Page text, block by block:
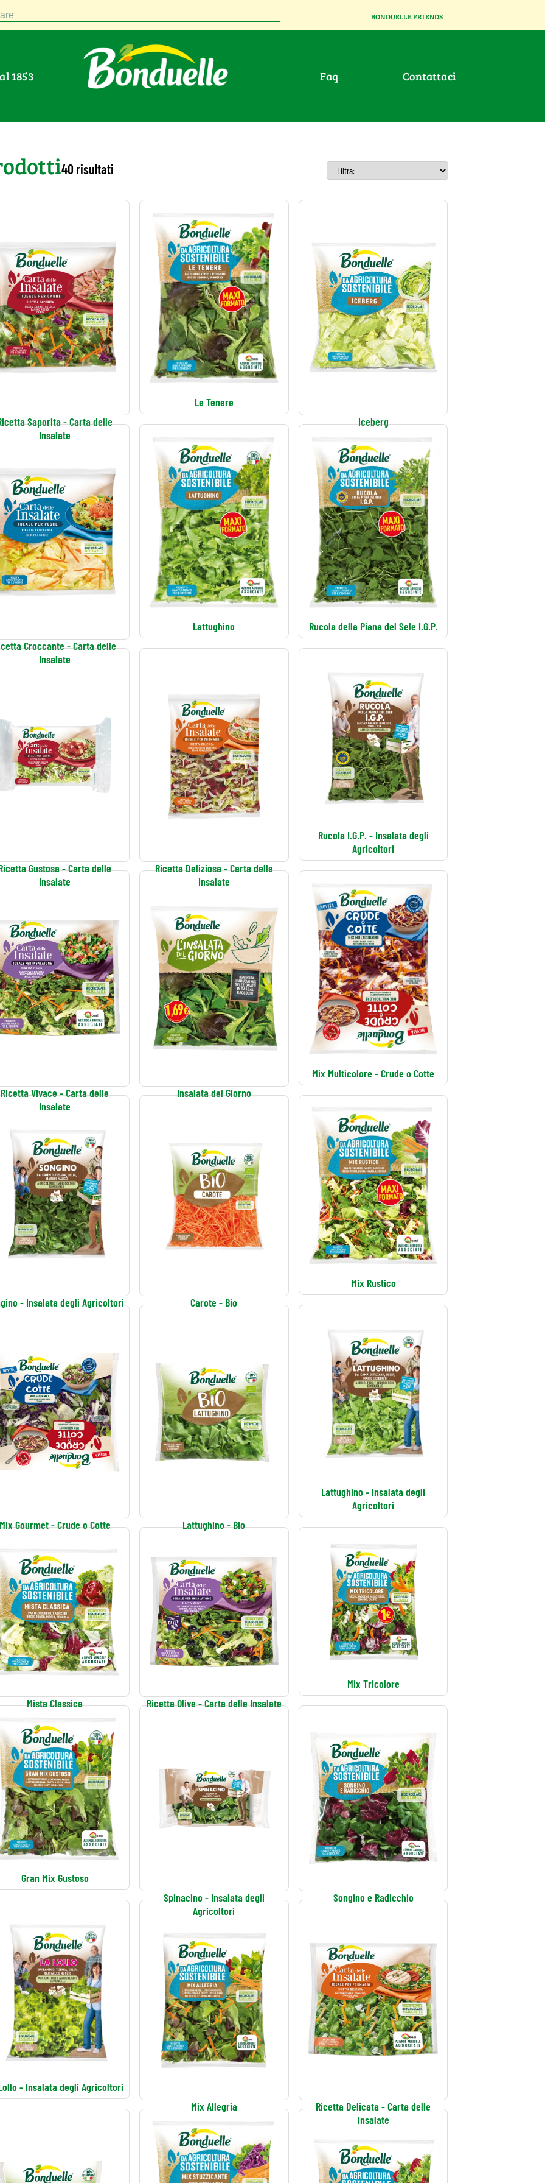
BONDUELLE FRIENDS
Dal 1853 faq contattaci
40 risultati
Saporita - Carta delle
Insalate
Le Tenere
Iceberg
Croccante - Carta delle
Insalate
Lattughino Rucola della Piana del Sele I.G.P.
Gustosa - Carta delle
Insalate
Ricetta Deliziosa - Carta delle
Insalate
Rucola I.G.P. - Insalata degli
Agricoltori
Ricetta Vivace - Carta delle
Insalate
Insalata del Giorno
Mix Multicolore - Crude o Cotte
- Insalata degli Agricoltori Carote - Bio
Mix Rustico
Gourmet - Crude o Cotte Lattughino - Bio
Lattughino - Insalata degli
Agricoltori
Mista Classica Ricetta Olive - Carta delle Insalate
Mix Tricolore
Gran Mix Gustoso
Spinacino - Insalata degli
Agricoltori
Songino e Radicchio
- Insalata degli Agricoltori
Mix Allegria
Ricetta Delicata - Carta delle
Insalate